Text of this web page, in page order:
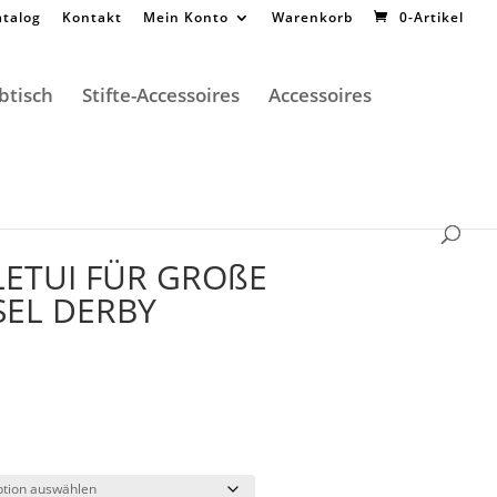
Kontakt Mein Konto Warenkorb 0-Artikel
Stifte-Accessoires Accessoires
FÜR GROßE
DERBY